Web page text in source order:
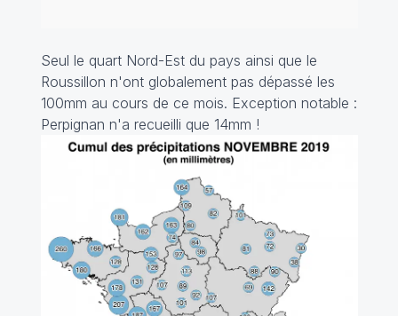
Seul le quart Nord-Est du pays ainsi que le
Roussillon n'ont globalement pas dépassé les
100mm au cours de ce mois. Exception notable :
Perpignan n'a recueilli que 14mm !